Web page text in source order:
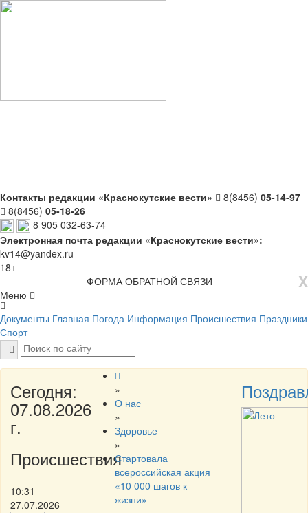
Контакты редакции «Краснокутские вести» 8(8456) 05-14-97
8(8456) 05-18-26
8 905 032-63-74
Электронная почта редакции «Краснокутские вести»:
kv14@yandex.ru
18+
X
ФОРМА ОБРАТНОЙ СВЯЗИ
Меню
Документы Главная Погода Информация Происшествия Праздники
Спорт
Сегодня:
07.08.2026
г.
Происшествия
10:31
27.07.2026
»
О нас
»
Здоровье
»
Стартовала
всероссийская акция
«10 000 шагов к
жизни»